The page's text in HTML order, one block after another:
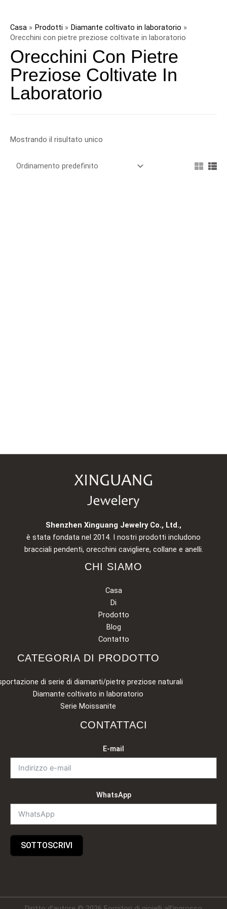
contenuto
Casa Prodotti
Diamante coltivato in laboratorio
Orecchini con pietre preziose coltivate in laboratorio
Orecchini Con Pietre
Preziose Coltivate In
Laboratorio
Mostrando il risultato unico
Shenzhen Xinguang Jewelry Co., Ltd.,
è stata fondata nel 2014. I nostri prodotti includono
bracciali pendenti, orecchini cavigliere, collane e anelli.
CHI SIAMO
Casa
Di
Prodotto
Blog
Contatto
CATEGORIA DI PRODOTTO
di serie di diamanti/pietre preziose naturali
Diamante coltivato in laboratorio
Serie Moissanite
CONTATTACI
E-mail
WhatsApp
SOTTOSCRIVI